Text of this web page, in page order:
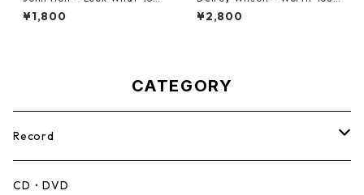
u've Done【7-21817】
¥1,800
Weight In Gold【7-21965】
¥2,800
CATEGORY
Record
Mento,Calypso,Ballad
CD・DVD